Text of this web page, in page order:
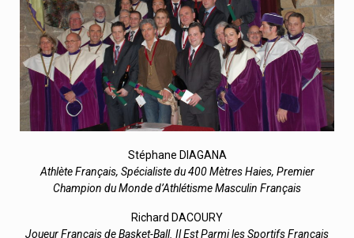
Stéphane DIAGANA
Athlète Français, Spécialiste du 400 Mètres Haies, Premier
Champion du Monde d’Athlétisme Masculin Français
Richard DACOURY
Joueur Français de Basket-Ball. Il Est Parmi les Sportifs Français